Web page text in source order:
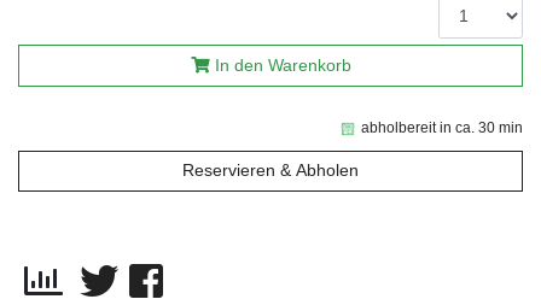
abholbereit in ca. 30 min
Reservieren & Abholen
In den Warenkorb